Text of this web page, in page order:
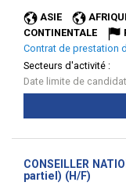
ASIE
CONTINENTALE
Contrat de prestation
Secteurs d'activité :
Date limite de
CONSEILLER
partiel) (H/F)